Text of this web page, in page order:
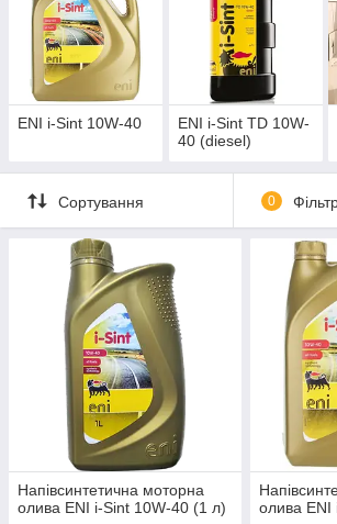
ENI i-Sint 10W-40
ENI i-Sint TD 10W-
40 (diesel)
Сортування 0
Напівсинтетична моторна
олива ENI i-Sint 10W-40 (1 л)
олива ENI